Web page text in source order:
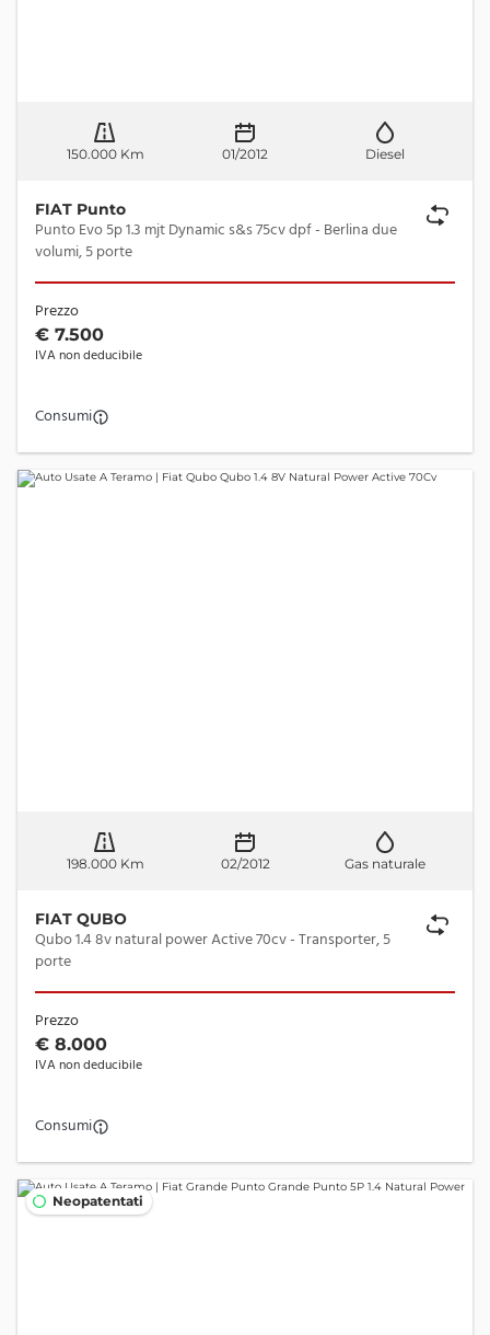
150.000 Km 01/2012 Diesel
FIAT Punto
Punto Evo 5p 1.3 mjt Dynamic s&s 75cv dpf - Berlina due
volumi, 5 porte
Prezzo
€ 7.500
IVA non deducibile
Consumi
198.000 Km 02/2012 Gas naturale
FIAT QUBO
Qubo 1.4 8v natural power Active 70cv - Transporter, 5
porte
Prezzo
€ 8.000
IVA non deducibile
Consumi
Neopatentati